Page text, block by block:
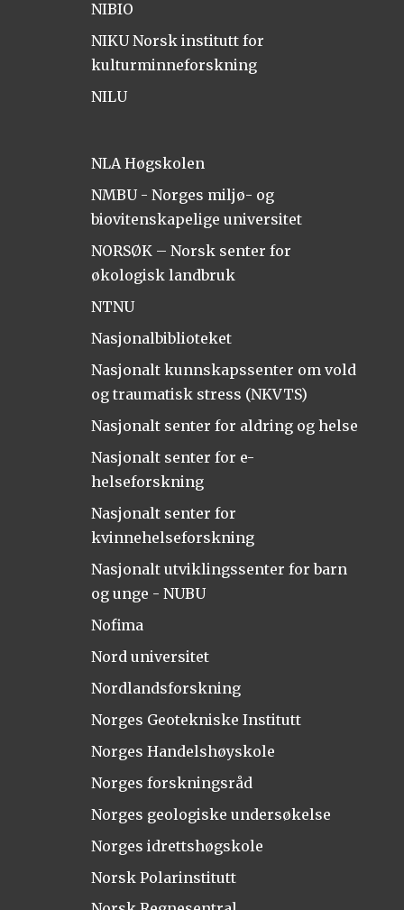
NIBIO
NIKU Norsk institutt for
kulturminneforskning
NILU
NLA Høgskolen
NMBU - Norges miljø- og
biovitenskapelige universitet
NORSØK – Norsk senter for
økologisk landbruk
NTNU
Nasjonalbiblioteket
Nasjonalt kunnskapssenter om vold
og traumatisk stress (NKVTS)
Nasjonalt senter for aldring og helse
Nasjonalt senter for e-
helseforskning
Nasjonalt senter for
kvinnehelseforskning
Nasjonalt utviklingssenter for barn
og unge - NUBU
Nofima
Nord universitet
Nordlandsforskning
Norges Geotekniske Institutt
Norges Handelshøyskole
Norges forskningsråd
Norges geologiske undersøkelse
Norges idrettshøgskole
Norsk Polarinstitutt